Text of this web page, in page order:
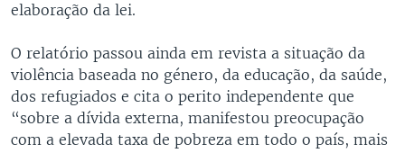
elaboração da lei.
O relatório passou ainda em revista a situação da
violência baseada no género, da educação, da saúde,
dos refugiados e cita o perito independente que
“sobre a dívida externa, manifestou preocupação
com a elevada taxa de pobreza em todo o país, mais